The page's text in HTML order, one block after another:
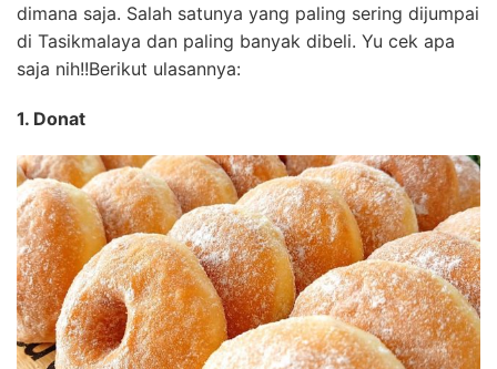
dimana saja. Salah satunya yang paling sering dijumpai
di Tasikmalaya dan paling banyak dibeli. Yu cek apa
saja nih!!Berikut ulasannya:
1. Donat